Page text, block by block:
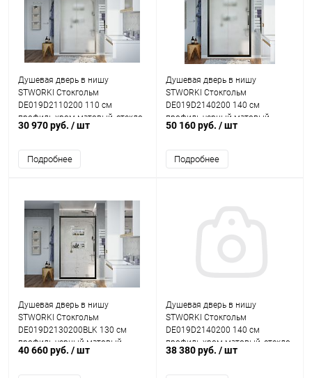
Душевая дверь в нишу
STWORKI Стокгольм
DE019D2110200 110 см
профиль хром матовый, стекло
матовое
30 970 руб. / шт
Подробнее
Душевая дверь в нишу
STWORKI Стокгольм
DE019D2140200 140 см
профиль черный матовый,
стекло матовое
50 160 руб. / шт
Подробнее
Душевая дверь в нишу
STWORKI Стокгольм
DE019D2130200BLK 130 см
профиль черный матовый
40 660 руб. / шт
Душевая дверь в нишу
STWORKI Стокгольм
DE019D2140200 140 см
профиль хром матовый, стекло
матовое
38 380 руб. / шт